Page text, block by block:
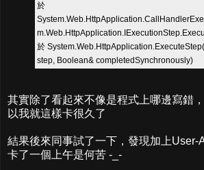
於
於
step, Boolean& completedSynchronously)
其實除了看起來不像是程式上哪邊寫錯
以我就這樣卡很久了
結果後來同事試了一下，發現加上User-
卡了一個上午是何苦 -_-